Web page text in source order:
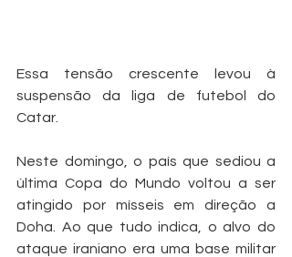
Essa tensão crescente levou à
suspensão da liga de futebol do
Catar.
Neste domingo, o país que sediou a
última Copa do Mundo voltou a ser
atingido por mísseis em direção a
Doha. Ao que tudo indica, o alvo do
ataque iraniano era uma base militar